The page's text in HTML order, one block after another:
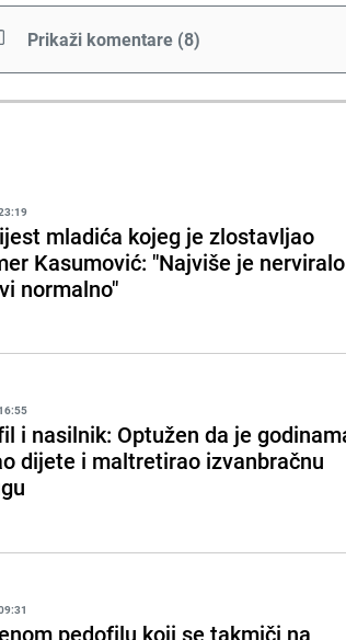
Prikaži komentare (8)
mladića kojeg je zlostavljao
Kasumović: "Najviše je nerviralo
normalno"
i nasilnik: Optužen da je
dijete i maltretirao izvanbračnu
pedofilu koji se takmiči na